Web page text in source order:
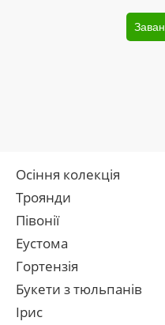
Осіння колекція
Троянди
Півонії
Еустома
Гортензія
Букети з тюльпанів
Ірис